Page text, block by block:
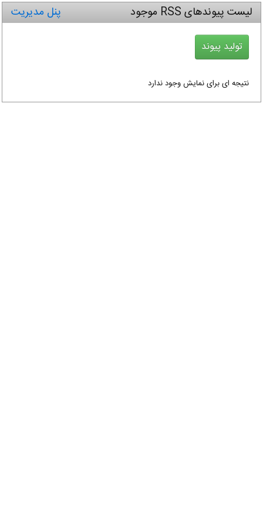
لیست پیوندهای RSS موجود پنل مدیریت
نتیجه ای برای نمایش وجود ندارد